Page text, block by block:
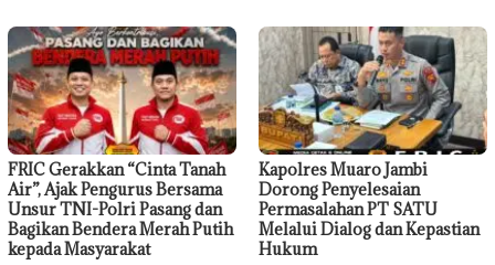
FRIC Gerakkan “Cinta Tanah
Air”, Ajak Pengurus Bersama
Unsur TNI-Polri Pasang dan
Bagikan Bendera Merah Putih
kepada Masyarakat
Kapolres Muaro Jambi
Dorong Penyelesaian
Permasalahan PT SATU
Melalui Dialog dan Kepastian
Hukum